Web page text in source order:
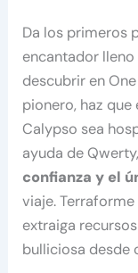
Da los primeros
encantador
descubrir en
pionero, haz
Calypso sea
ayuda de Qwerty,
confianza y el
viaje.
extraiga
bulliciosa desde